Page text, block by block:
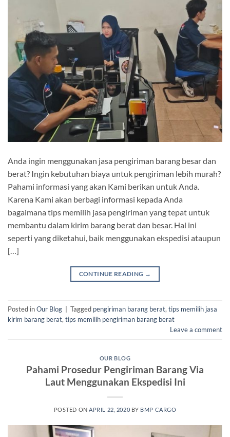
Anda ingin menggunakan jasa pengiriman barang besar dan
berat? Ingin kebutuhan biaya untuk pengiriman lebih murah?
Pahami informasi yang akan Kami berikan untuk Anda.
Karena Kami akan berbagi informasi kepada Anda
bagaimana tips memilih jasa pengiriman yang tepat untuk
membantu dalam kirim barang berat dan besar. Hal ini
seperti yang diketahui, baik menggunakan ekspedisi ataupun
[…]
CONTINUE READING →
Posted inOur Blog Tagged pengiriman barang berat, tips memilih jasa
kirim barang berat, tips memilih pengiriman barang berat
Leave a comment
OUR BLOG
Pahami Prosedur Pengiriman Barang Via
Laut Menggunakan Ekspedisi Ini
POSTED ONAPRIL 22, 2020 BY BMP CARGO